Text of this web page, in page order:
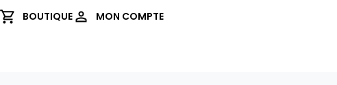
BOUTIQUE MON COMPTE